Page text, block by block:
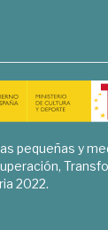
pequeñas y
2022.